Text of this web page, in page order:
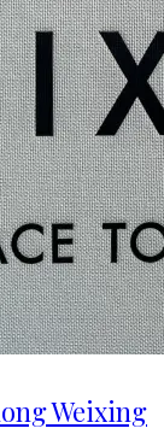
Weixing